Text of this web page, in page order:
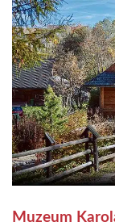
Muzeum